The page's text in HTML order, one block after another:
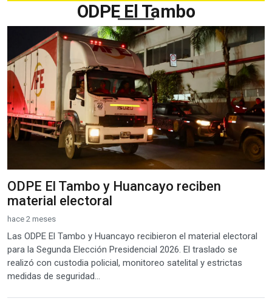
ODPE El Tambo
ODPE El Tambo y Huancayo reciben
material electoral
hace 2 meses
Las ODPE El Tambo y Huancayo recibieron el material electoral
para la Segunda Elección Presidencial 2026. El traslado se
realizó con custodia policial, monitoreo satelital y estrictas
medidas de seguridad...